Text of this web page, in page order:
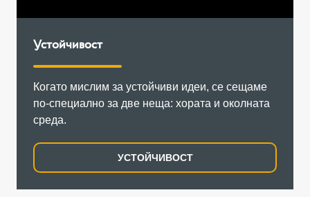
Устойчивост
Когато мислим за устойчиви идеи, се сещаме
по-специално за две неща: хората и околната
среда.
УСТОЙЧИВОСТ